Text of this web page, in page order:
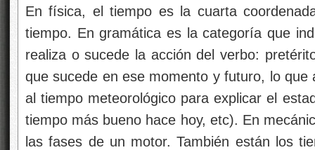
En física, el tiempo es la cuarta
tiempo. En gramática es la categoría que
realiza o sucede la acción del verbo:
que sucede en ese momento y futuro, lo
al tiempo meteorológico para explicar el
tiempo más bueno hace hoy, etc). En
las fases de un motor. También están los